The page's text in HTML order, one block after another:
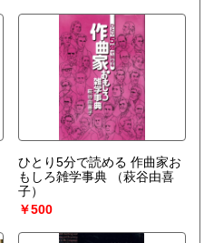
ひとり5分で読める 作曲家お
もしろ雑学事典
（萩谷由喜
子）
￥500